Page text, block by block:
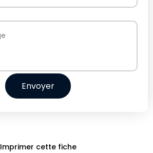
Envoyer
Imprimer cette fiche